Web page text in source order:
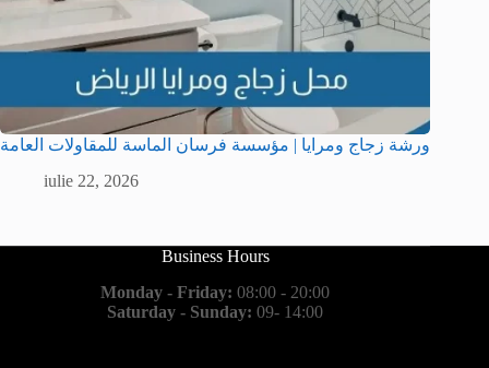
ورشة زجاج ومرايا | مؤسسة فرسان الماسة للمقاولات العامة
iulie 22, 2026
Business Hours
Monday - Friday: 08:00 - 20:00
Saturday - Sunday: 09- 14:00